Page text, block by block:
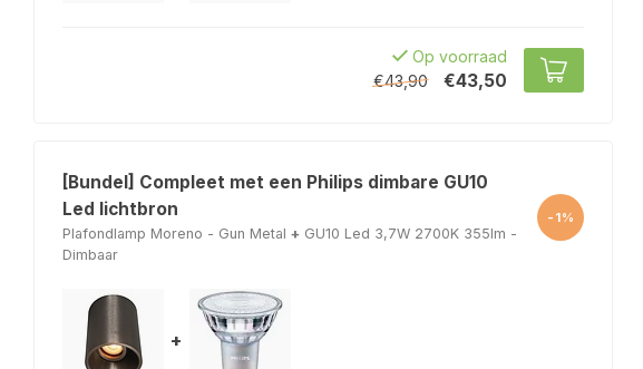
Op voorraad
€43,90
€43,50
[Bundel] Compleet met een Philips dimbare GU10
Led lichtbron
Plafondlamp Moreno - Gun Metal + GU10 Led 3,7W 2700K 355lm -
Dimbaar
-1%
+